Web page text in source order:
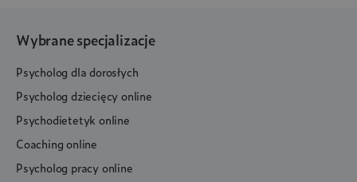
Wybrane specjalizacje
Psycholog dla dorosłych
Psycholog dziecięcy online
Psychodietetyk online
Coaching online
Psycholog pracy online